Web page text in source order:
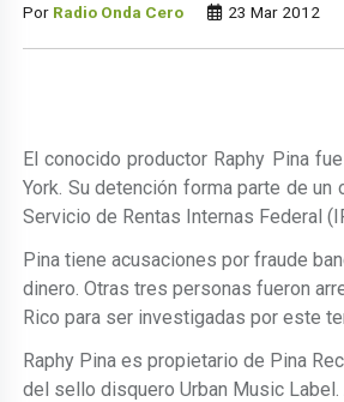
Por Radio Onda Cero 23 Mar 2012
El conocido productor Raphy Pina
York. Su detención forma parte de
Servicio de Rentas Internas Federal
Pina tiene acusaciones por fraude
dinero. Otras tres personas fueron
Rico para ser investigadas por este
Raphy Pina es propietario de Pina
del sello disquero Urban Music